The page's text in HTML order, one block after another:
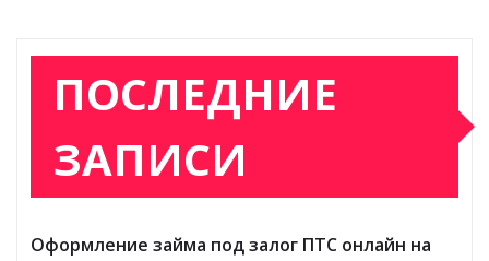
ПОСЛЕДНИЕ
ЗАПИСИ
Оформление займа под залог ПТС онлайн на